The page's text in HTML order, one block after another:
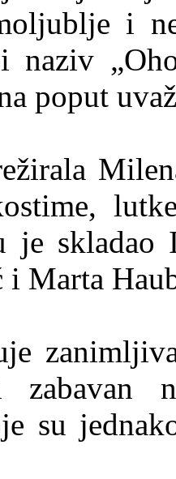
i
naziv
poput
je
i Marta
zabavan
su